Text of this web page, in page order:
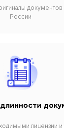
России
лицензии и